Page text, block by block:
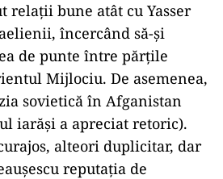
relații bune atât cu Yasser
încercând să-și
de punte între părțile
Mijlociu. De asemenea,
sovietică în Afganistan
iarăși a apreciat retoric).
alteori duplicitar, dar
reputația de